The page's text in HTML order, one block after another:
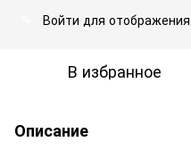
Войти для
В избранное
Описание